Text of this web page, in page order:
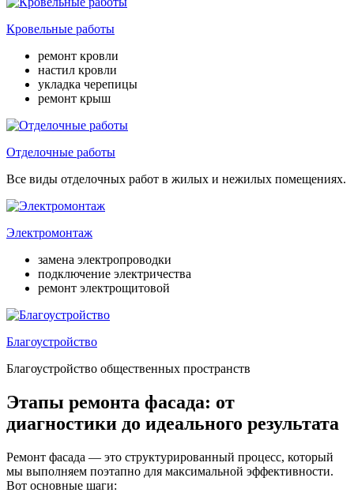
Кровельные работы
ремонт кровли
настил кровли
укладка черепицы
ремонт крыш
Отделочные работы
Все виды отделочных работ в жилых и нежилых помещениях.
Электромонтаж
замена электропроводки
подключение электричества
ремонт электрощитовой
Благоустройство
Благоустройство общественных пространств
Этапы ремонта фасада: от
диагностики до идеального результата
Ремонт фасада — это структурированный процесс, который
мы выполняем поэтапно для максимальной эффективности.
Вот основные шаги: